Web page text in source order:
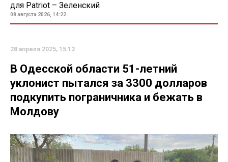
для Patriot – Зеленский
08 августа 2026, 14:22
28 апреля 2025, 15:13
В Одесской области 51-летний
уклонист пытался за 3300 долларов
подкупить пограничника и бежать в
Молдову